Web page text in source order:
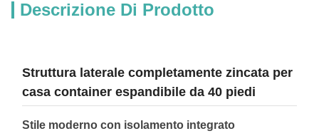
Descrizione Di Prodotto
Struttura laterale completamente zincata per
casa container espandibile da 40 piedi
Stile moderno con isolamento integrato